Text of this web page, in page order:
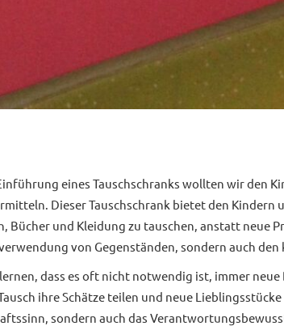
eines Tauschschranks wollten wir den
Dieser Tauschschrank bietet den Kindern
Bücher und Kleidung zu tauschen, anstatt neue
von Gegenständen, sondern auch
dass es oft nicht notwendig ist, immer
ihre Schätze teilen und neue
sondern auch das